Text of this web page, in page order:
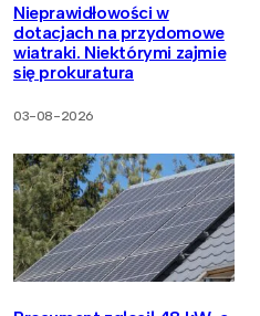
Nieprawidłowości w
dotacjach na przydomowe
wiatraki. Niektórymi zajmie
się prokuratura
03-08-2026